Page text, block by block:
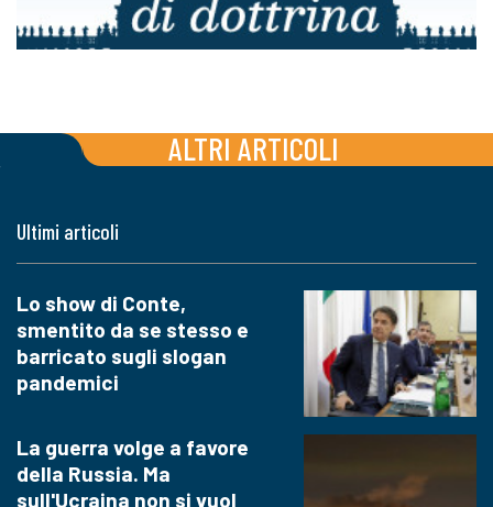
ALTRI ARTICOLI
Ultimi articoli
Lo show di Conte,
smentito da se stesso e
barricato sugli slogan
pandemici
La guerra volge a favore
della Russia. Ma
sull'Ucraina non si vuol